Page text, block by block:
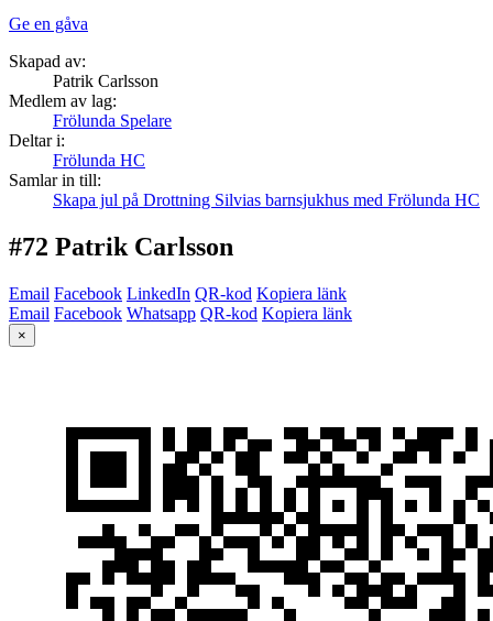
Ge en gåva
Skapad av:
Patrik Carlsson
Medlem av lag:
Frölunda Spelare
Deltar i:
Frölunda HC
Samlar in till:
Skapa jul på Drottning Silvias barnsjukhus med Frölunda HC
#72 Patrik Carlsson
Email Facebook LinkedIn QR-kod Kopiera länk
Email Facebook Whatsapp QR-kod Kopiera länk
×